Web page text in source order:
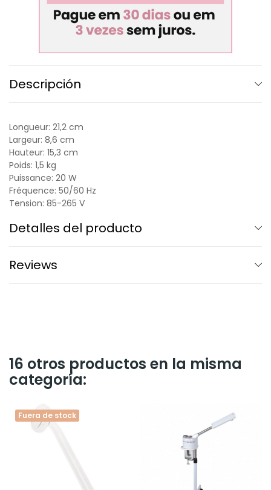
Descripción
Longueur: 21,2 cm
Largeur: 8,6 cm
Hauteur: 15,3 cm
Poids: 1,5 kg
Puissance: 20 W
Fréquence: 50/60 Hz
Tension: 85-265 V
Detalles del producto
Reviews
16 otros productos en la misma
categoría:
Fuera de stock